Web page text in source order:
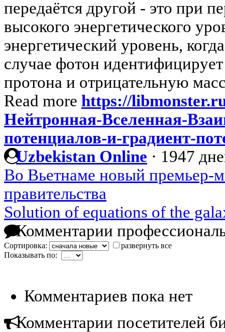
передаётся другой - это при
высокого энергетического
энергетический уровень,
случае фотон
протона и отрицательную
Read more https://
Нейтронная-Вселенная-
потенциалов-и-градиент-
Uzbekistan Online · 1947
Во Вьетнаме новый премьер-
правительства
Solution of equations of the
Комментарии
Сортировка:
развернуть все
Показывать по:
Комментариев пока нет
Комментарии посетителей